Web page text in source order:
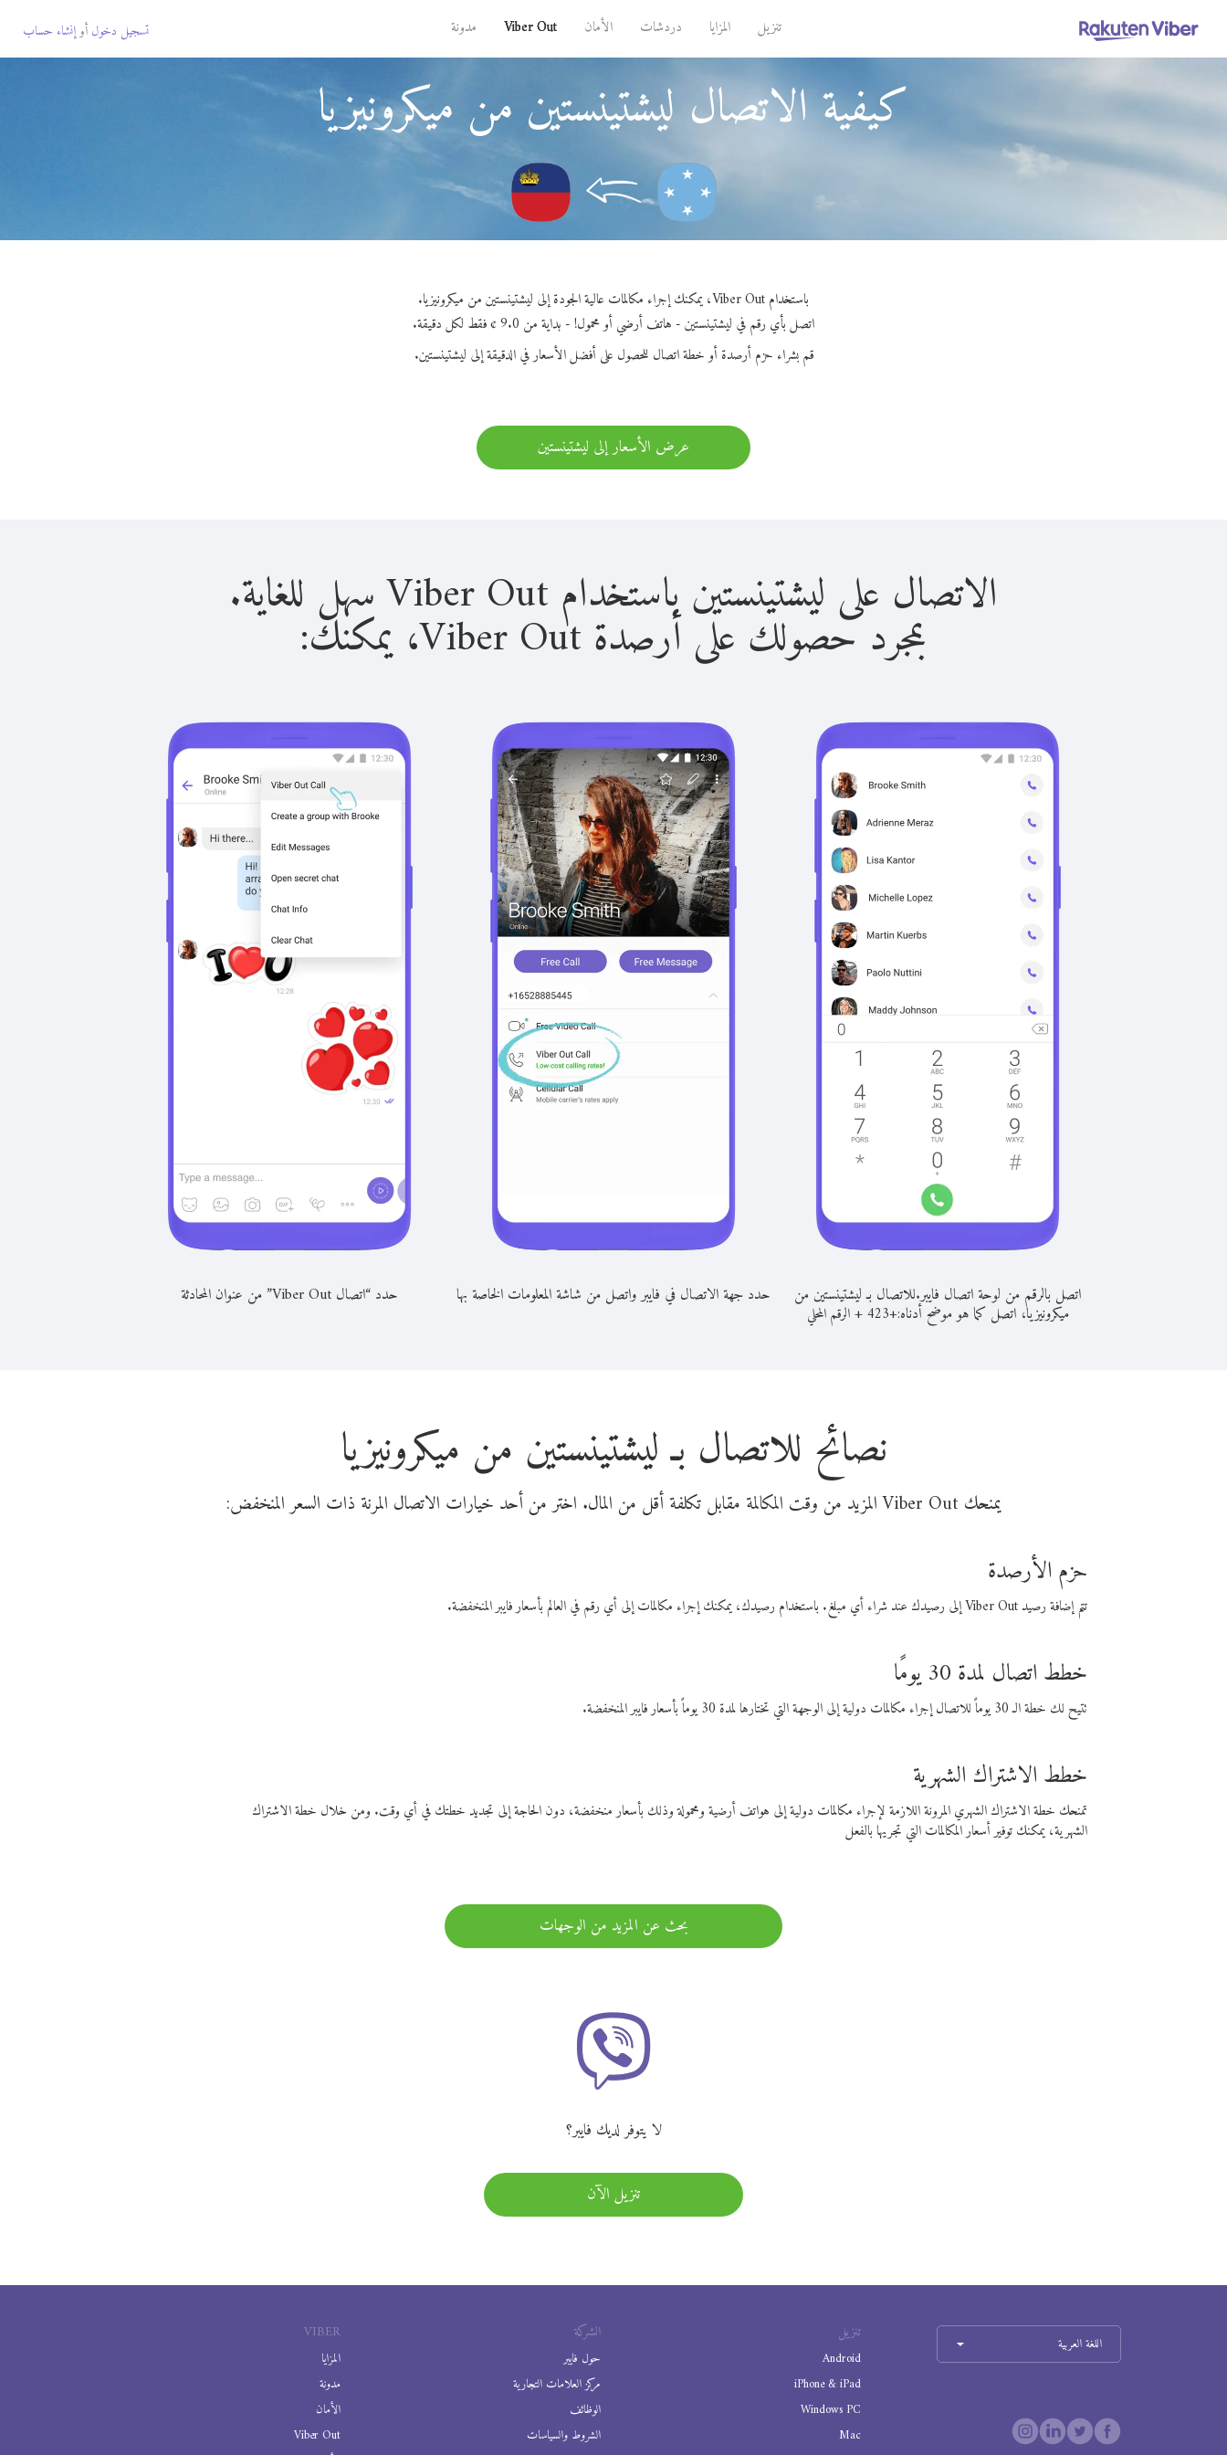
تنزيل المزايا دردشات الأمان Viber Out مدونة تسجيل دخول أوإنشاء حساب
كيفية الاتصال ليشتينستين من ميكرونيزيا
باستخدام Viber Out، يمكنك إجراء مكالمات عالية الجودة إلى ليشتينستين من ميكرونيزيا.
اتصل بأي رقم في ليشتينستين - هاتف أرضي أو محمول! - بداية من 9.0 ¢ فقط لكل دقيقة.
قم بشراء حزم أرصدة أو خطة اتصال للحصول على أفضل الأسعار في الدقيقة إلى ليشتينستين.
عرض الأسعار إلى ليشتينستين
الاتصال على ليشتينستين باستخدام Viber Out سهل للغاية.
بمجرد حصولك على أرصدة Viber Out، يمكنك:
اتصل بالرقم من لوحة اتصال فايبر.للاتصال بـ ليشتينستين من
ميكرونيزيا، اتصل كما هو موضح أدناه:+
423
+الرقم المحلي
حدد جهة الاتصال في فايبر واتصل من شاشة المعلومات الخاصة بها حدد “اتصال Viber Out” من عنوان المحادثة
نصائح للاتصال بـ ليشتينستين من ميكرونيزيا
يمنحك Viber Out المزيد من وقت المكالمة مقابل تكلفة أقل من المال. اختر من أحد خيارات الاتصال المرنة ذات السعر المنخفض:
حزم الأرصدة
تتم إضافة رصيد Viber Out إلى رصيدك عند شراء أي مبلغ. باستخدام رصيدك، يمكنك إجراء مكالمات إلى أي رقم في العالم بأسعار فايبر المنخفضة.
خطط اتصال لمدة 30 يومًا
تتيح لك خطة الـ 30 يوماً للاتصال إجراء مكالمات دولية إلى الوجهة التي تختارها لمدة 30 يوماً بأسعار فايبر المنخفضة.
خطط الاشتراك الشهرية
تمنحك خطة الاشتراك الشهري المرونة اللازمة لإجراء مكالمات دولية إلى هواتف أرضية ومحمولة وذلك بأسعار منخفضة، دون الحاجة إلى تجديد خطتك في أي وقت. ومن خلال خطة الاشتراك
الشهرية، يمكنك توفير أسعار المكالمات التي تجريها بالفعل
بحث عن المزيد من الوجهات
لا يتوفر لديك فايبر؟
تنزيل الآن
VIBER
المزايا
مدونة
الأمان
Viber Out
الشركة
حول فايبر
مركز العلامات التجارية
الوظائف
الشروط والسياسات
تنزيل
Android
iPhone & iPad
Windows PC
Mac
اللغة العربية